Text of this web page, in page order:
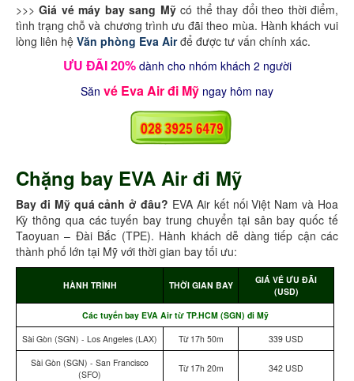
>>>Giá vé máy bay sang Mỹcó thể thay đổi theo thời điểm,
tình trạng chỗ và chương trình ưu đãi theo mùa. Hành khách vui
lòng liên hệ Văn phòng Eva Airđể được tư vấn chính xác.
ƯU ĐÃI 20% dành cho nhóm khách 2 người
Săn vé Eva Air đi Mỹ ngay hôm nay
Chặng bay EVA Air đi Mỹ
Bay đi Mỹ quá cảnh ở đâu? EVA Air kết nối Việt Nam và Hoa
Kỳ thông qua các tuyến bay trung chuyển tại sân bay quốc tế
Taoyuan – Đài Bắc (TPE). Hành khách dễ dàng tiếp cận các
thành phố lớn tại Mỹ với thời gian bay tối ưu:
HÀNH TRÌNH THỜI GIAN BAY
GIÁ VÉ ƯU ĐÃI
(USD)
Các tuyến bay EVA Air từ TP.HCM (SGN) đi Mỹ
Sài Gòn (SGN) - Los Angeles (LAX)
Từ 17h 50m
339 USD
Sài Gòn (SGN) - San Francisco
(SFO)
Từ 17h 20m 342 USD